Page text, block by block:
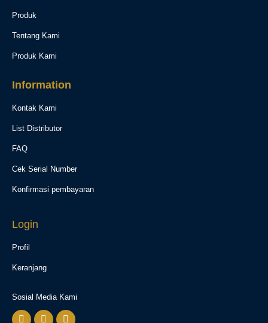
Produk
Tentang Kami
Produk Kami
Information
Kontak Kami
List Distributor
FAQ
Cek Serial Number
Konfirmasi pembayaran
Login
Profil
Keranjang
Sosial Media Kami